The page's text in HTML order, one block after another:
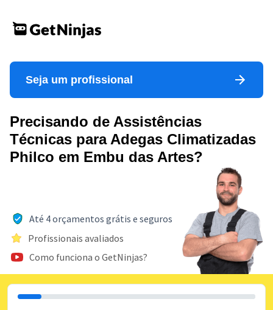
Seja um profissional
Precisando de Assistências
Técnicas para Adegas Climatizadas
Philco em Embu das Artes?
Até 4 orçamentos grátis e seguros
Profissionais avaliados
Como funciona o GetNinjas?